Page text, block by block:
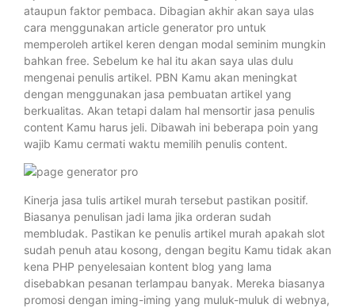
ataupun faktor pembaca. Dibagian akhir akan saya ulas
cara menggunakan article generator pro untuk
memperoleh artikel keren dengan modal seminim mungkin
bahkan free. Sebelum ke hal itu akan saya ulas dulu
mengenai penulis artikel. PBN Kamu akan meningkat
dengan menggunakan jasa pembuatan artikel yang
berkualitas. Akan tetapi dalam hal mensortir jasa penulis
content Kamu harus jeli. Dibawah ini beberapa poin yang
wajib Kamu cermati waktu memilih penulis content.
Kinerja jasa tulis artikel murah tersebut pastikan positif.
Biasanya penulisan jadi lama jika orderan sudah
membludak. Pastikan ke penulis artikel murah apakah slot
sudah penuh atau kosong, dengan begitu Kamu tidak akan
kena PHP penyelesaian kontent blog yang lama
disebabkan pesanan terlampau banyak. Mereka biasanya
promosi dengan iming-iming yang muluk-muluk di webnya,